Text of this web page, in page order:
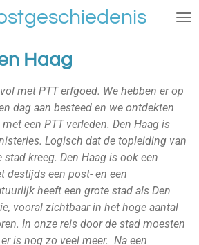
Haag
met PTT erfgoed. We hebben er op
dag aan besteed en we ontdekten
een PTT verleden. Den Haag is
Logisch dat de topleiding van
kreeg. Den Haag is ook een
destijds een post- en een
heeft een grote stad als Den
vooral zichtbaar in het hoge aantal
In onze reis door de stad moesten
is nog zo veel meer. Na een